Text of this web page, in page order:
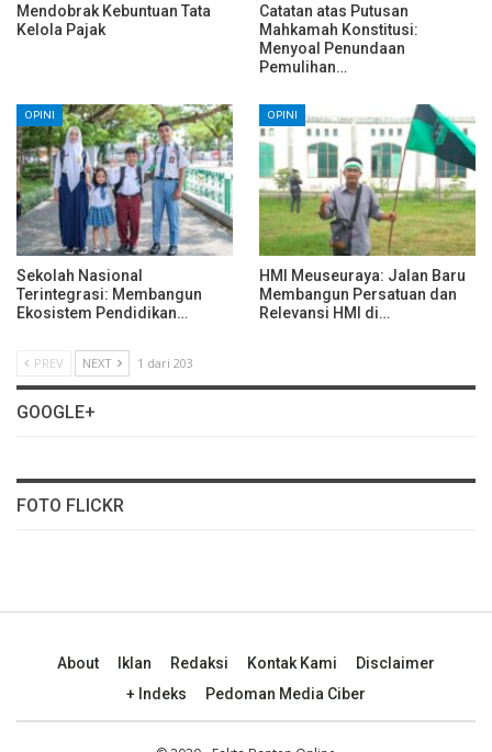
Mendobrak Kebuntuan Tata
Kelola Pajak
Catatan atas Putusan
Mahkamah Konstitusi:
Menyoal Penundaan
Pemulihan…
OPINI
Sekolah Nasional
Terintegrasi: Membangun
Ekosistem Pendidikan…
OPINI
HMI Meuseuraya: Jalan Baru
Membangun Persatuan dan
Relevansi HMI di…
PREV NEXT 1 dari 203
GOOGLE+
FOTO FLICKR
About Iklan Redaksi Kontak Kami
Disclaimer
+ Indeks
Pedoman Media Ciber